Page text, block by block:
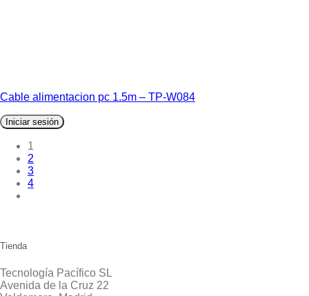
Cable alimentacion pc 1.5m – TP-W084
Iniciar sesión
1
2
3
4
Tienda
Tecnología Pacífico SL
Avenida de la Cruz 22